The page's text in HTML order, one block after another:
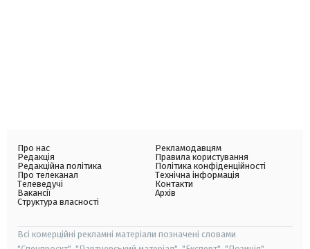
Про нас
Редакція
Редакційна політика
Про телеканал
Телеведучі
Вакансії
Структура власності
Рекламодавцям
Правила користування
Політика конфіденційності
Технічна інформація
Контакти
Архів
Всі комерційні рекламні матеріали позначені словами